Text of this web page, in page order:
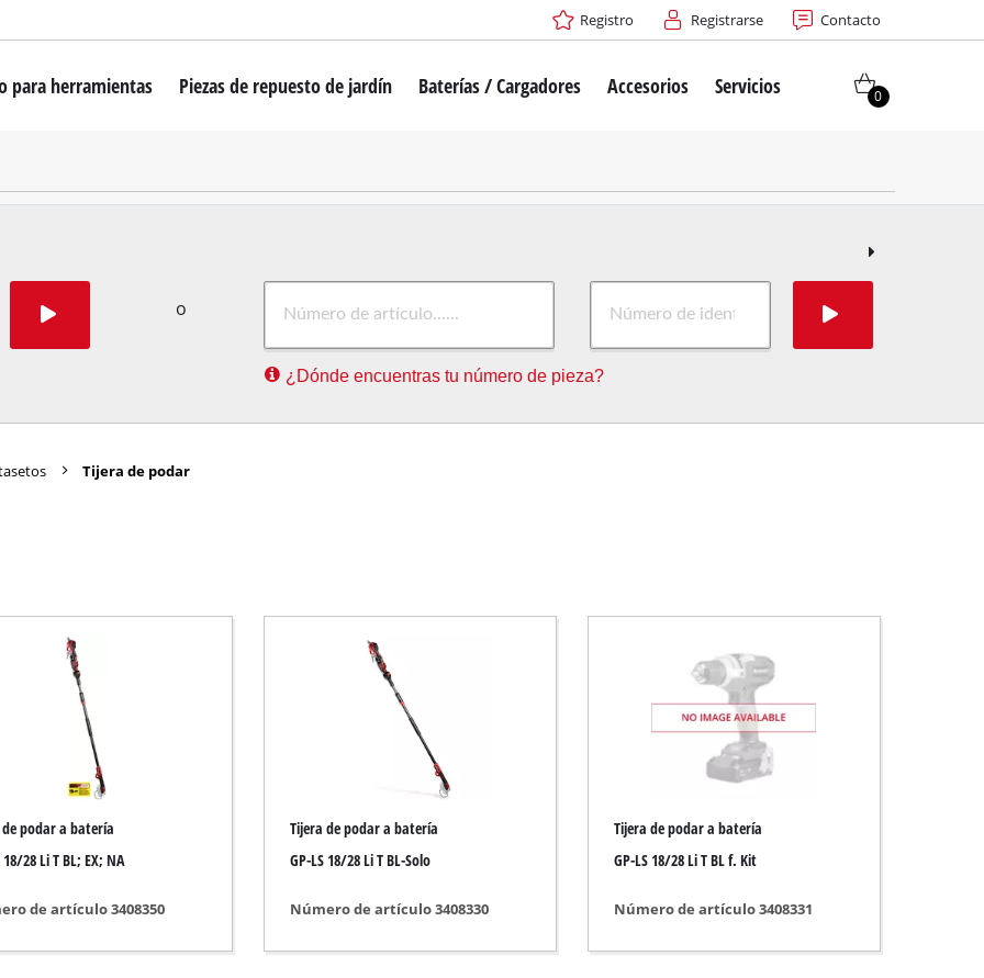
Registro Registrarse Contacto
para herramientas Piezas de repuesto de jardín
Cortacésped Inalámbrico
Cortacésped eléctricos
Recortadoras & desbrozadoras inalámbrico
Recordabordes eléctrica
Cortasetos a gasolina
Desbrozadora a bateria
Bomba de agua para jardín
Baterías / Cargadores Accesorios Servicios 0
o
¿Dónde encuentras tu número de pieza?
Tijera de podar
podar a batería
18/28 Li T BL; EX; NA
de artículo 3408350
Tijera de podar a batería
GP-LS 18/28 Li T BL-Solo
Número de artículo 3408330
Tijera de podar a batería
GP-LS 18/28 Li T BL f. Kit
Número de artículo 3408331